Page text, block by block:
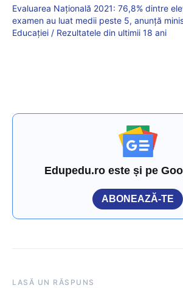
Evaluarea Națională 2021: 76,8% dintre
examen au luat medii peste 5, anunță
Educației / Rezultatele din ultimii 18 ani
Edupedu.ro este și pe
ABONEAZĂ-TE
LASĂ UN RĂSPUNS